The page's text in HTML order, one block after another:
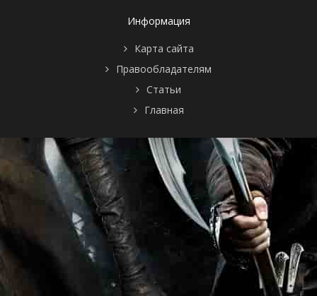
Информация
Карта сайта
Правообладателям
Статьи
Главная